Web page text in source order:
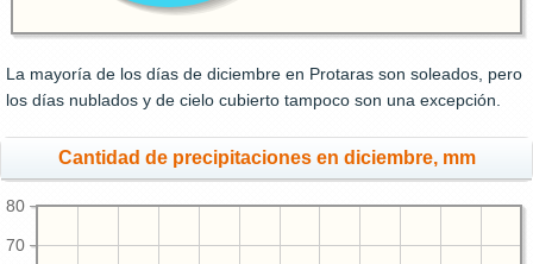
La mayoría de los días de diciembre en Protaras son soleados, pero
los días nublados y de cielo cubierto tampoco son una excepción.
Cantidad de precipitaciones en diciembre, mm
70
80